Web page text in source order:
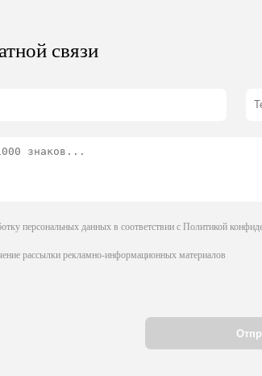
связи
персональных данных в соответствии с Политикой
рассылки рекламно-информационных материалов